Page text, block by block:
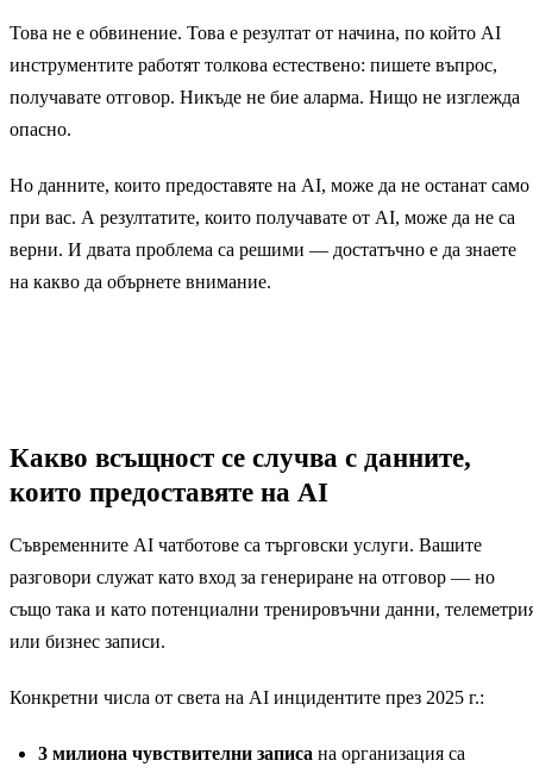
Това не е обвинение. Това е резултат от начина, по който AI
инструментите работят толкова естествено: пишете въпрос,
получавате отговор. Никъде не бие аларма. Нищо не изглежда
опасно.
Но данните, които предоставяте на AI, може да не останат само
при вас. А резултатите, които получавате от AI, може да не са
верни. И двата проблема са решими — достатъчно е да знаете
на какво да обърнете внимание.
Какво всъщност се случва с данните,
които предоставяте на AI
Съвременните AI чатботове са търговски услуги. Вашите
разговори служат като вход за генериране на отговор — но
също така и като потенциални тренировъчни данни,
или бизнес записи.
Конкретни числа от света на AI инцидентите през 2025 г.:
3 милиона чувствителни записа на организация са